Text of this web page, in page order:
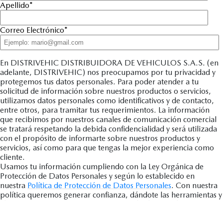
Apellido*
Correo Electrónico*
En DISTRIVEHIC DISTRIBUIDORA DE VEHICULOS S.A.S. (en
adelante, DISTRIVEHIC) nos preocupamos por tu privacidad y
protegemos tus datos personales. Para poder atender a tu
solicitud de información sobre nuestros productos o servicios,
utilizamos datos personales como identificativos y de contacto,
entre otros, para tramitar tus requerimientos. La información
que recibimos por nuestros canales de comunicación comercial
se tratará respetando la debida confidencialidad y será utilizada
con el propósito de informarte sobre nuestros productos y
servicios, así como para que tengas la mejor experiencia como
cliente.
Usamos tu información cumpliendo con la Ley Orgánica de
Protección de Datos Personales y según lo establecido en
nuestra Política de Protección de Datos Personales. Con nuestra
política queremos generar confianza, dándote las herramientas y